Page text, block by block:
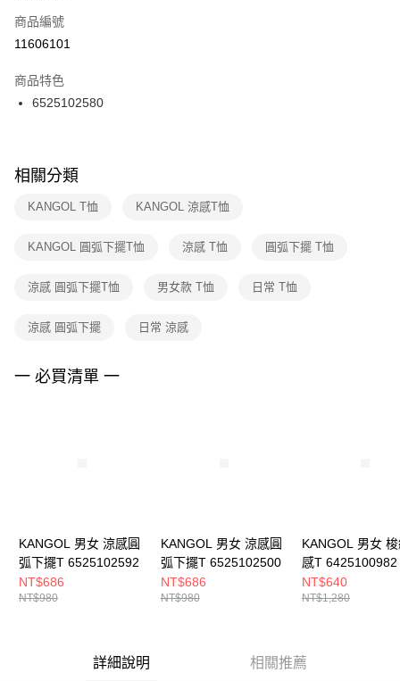
【「AFTEE先享後付」結帳流程】
１．於結帳方式選擇「AFTEE先享後付」後，將跳轉至「AFTEE先享後付」
２．訂單成立數日內，您將收到繳費通知簡訊。
３．收到繳費通知簡訊後14天內，點擊此簡訊中的連結，可透過四大超商／
ATM／網路銀行／等多元方式進行付款，方視為交易完成。
※ 交易是否成功請以「AFTEE先享後付 」之結帳頁面顯示為準，若有關於
是否繳費成功／繳費後需取消欲退款等相關疑問，請聯繫「AFTEE先享後付
客戶支援中心」https://netprotections.freshdesk.com/support/home
１．透過由恩沛科技股份有限公司提供之「AFTEE先享後付」服務完成之交
權轉讓予恩沛科技股份有限公司。
３．未成年的使用者請事先徵得法定代理人或監護人之同意方可使用
４．使用「AFTEE先享後付」時，將依據個別帳號之用戶狀況，依本公司即
宅配
每筆NT$100，滿NT$1,500(含以上)免運費
付款後門市自取
每筆NT$100，滿NT$1,500(含以上)免運費
商品編號
11606101
商品特色
6525102580
相關分類
KANGOL T恤 KANGOL 涼感T恤
KANGOL 圓弧下擺T恤 涼感 T恤 圓弧下擺 T恤
涼感 圓弧下擺T恤 男女款 T恤 日常 T恤
涼感 圓弧下擺 日常 涼感
一 必買清單 一
KANGOL 男女 涼感圓
弧下擺T 6525102592
NT$686
NT$980
KANGOL 男女 涼感圓
弧下擺T 6525102500
NT$686
NT$980
KANGOL 男女
感T 6425100982
NT$640
NT$1,280
詳細說明 相關推薦